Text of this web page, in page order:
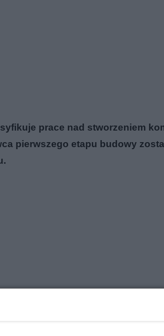
prace nad stworzeniem
pierwszego etapu budowy